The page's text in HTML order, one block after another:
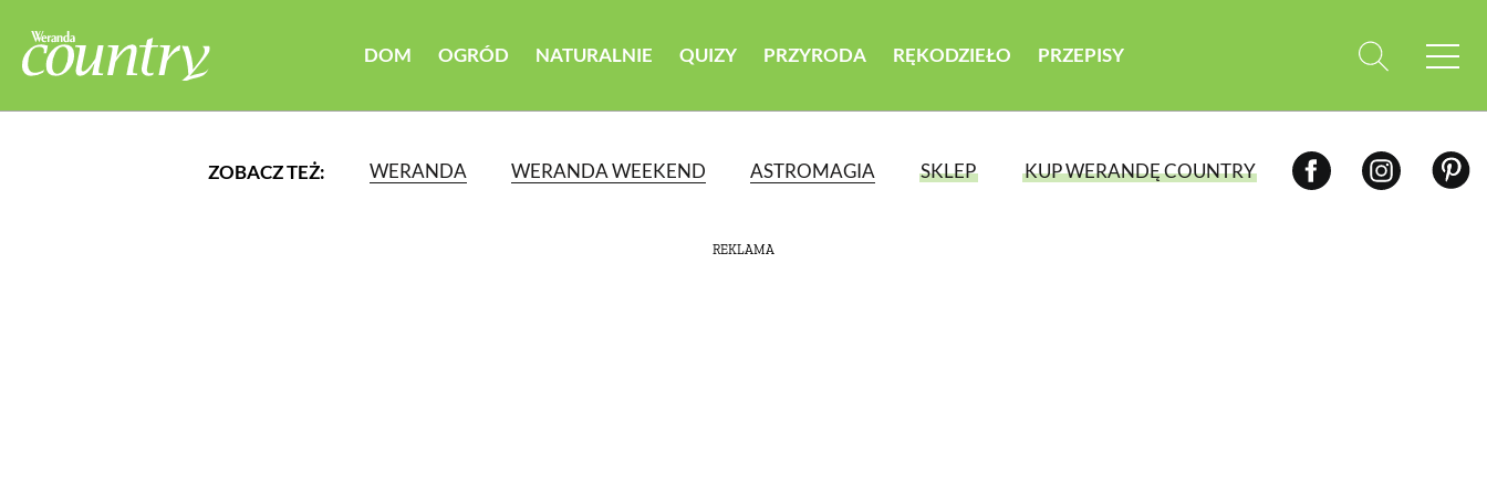
DOM OGRÓD NATURALNIE QUIZY PRZYRODA RĘKODZIEŁO PRZEPISY
ZOBACZ TEŻ: WERANDA WERANDA WEEKEND ASTROMAGIA SKLEP KUP WERANDĘ COUNTRY
REKLAMA